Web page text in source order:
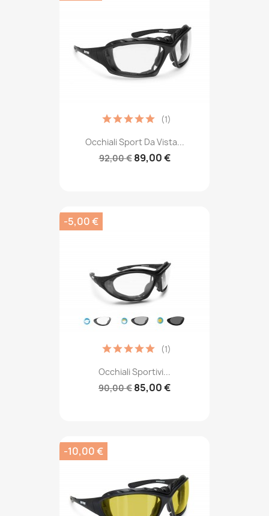
Occhiali Sport Da Vista...
92,00 € 89,00 €
(1)
Occhiali Sportivi...
90,00 € 85,00 €
(1)
-5,00 €
-10,00 €